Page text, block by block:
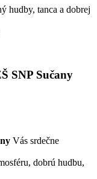
hudby, tanca a dobrej
SNP Sučany
Vás srdečne
dobrú hudbu,